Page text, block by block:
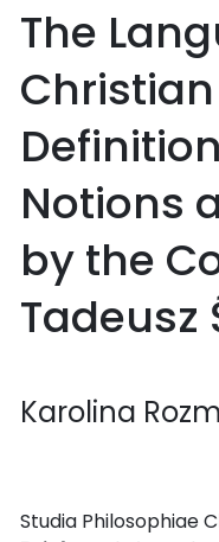
The
Notions
by the
Tadeusz
Karolina
Studia Philosophiae